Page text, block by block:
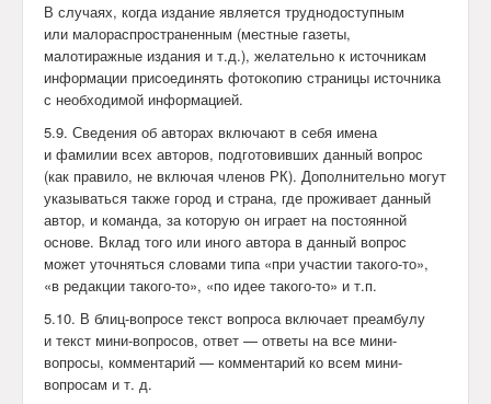
В случаях, когда издание является труднодоступным
или малораспространенным (местные газеты,
малотиражные издания и т.д.), желательно к источникам
информации присоединять фотокопию страницы источника
с необходимой информацией.
5.9. Сведения об авторах включают в себя имена
и фамилии всех авторов, подготовивших данный вопрос
(как правило, не включая членов РК). Дополнительно могут
указываться также город и страна, где проживает данный
автор, и команда, за которую он играет на постоянной
основе. Вклад того или иного автора в данный вопрос
может уточняться словами типа «при участии такого-то»,
«в редакции такого-то», «по идее такого-то» и т.п.
5.10. В блиц-вопросе текст вопроса включает преамбулу
и текст мини-вопросов, ответ — ответы на все мини-
вопросы, комментарий — комментарий ко всем мини-
вопросам и т. д.